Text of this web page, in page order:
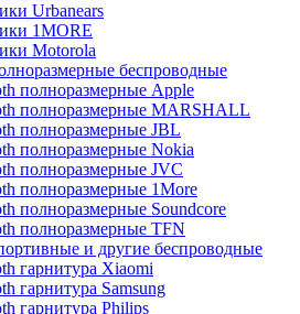
Urbanears
1MORE
Motorola
беспроводные
полноразмерные Apple
полноразмерные MARSHALL
полноразмерные JBL
полноразмерные Nokia
полноразмерные JVC
полноразмерные 1More
полноразмерные Soundcore
полноразмерные TFN
и другие беспроводные
гарнитура Xiaomi
гарнитура Samsung
гарнитура Philips